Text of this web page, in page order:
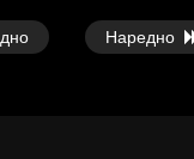
Наредно